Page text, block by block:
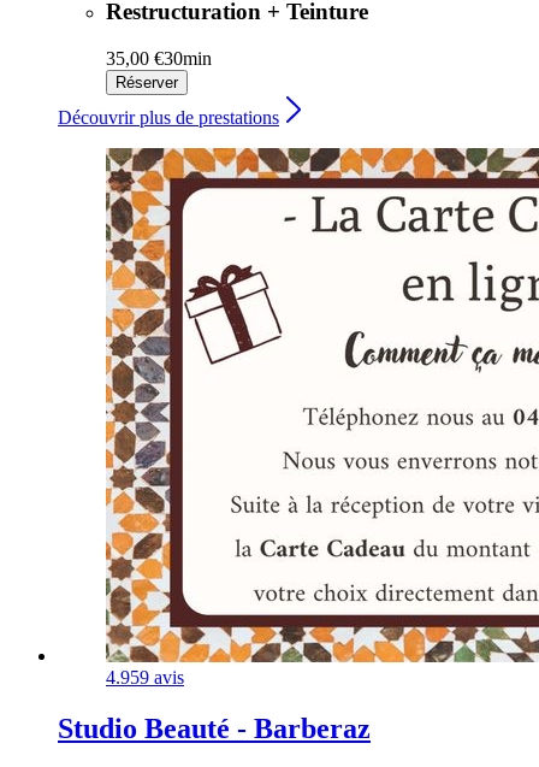
Restructuration + Teinture
35,00 €30min
Réserver
Découvrir plus de prestations
4.959 avis
Studio Beauté - Barberaz